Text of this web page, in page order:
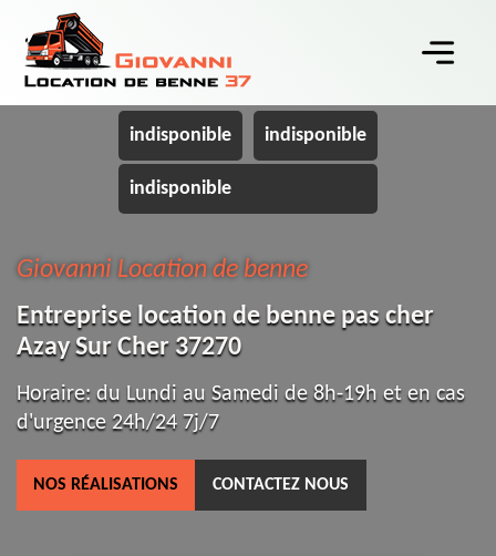
indisponible indisponible
indisponible
Giovanni Location de benne
Entreprise location de benne pas cher
Azay Sur Cher 37270
Horaire: du Lundi au Samedi de 8h-19h et en cas
d'urgence 24h/24 7j/7
NOS RÉALISATIONS CONTACTEZ NOUS